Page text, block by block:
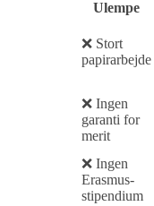
Ulempe
❌ Stort
papirarbejde
❌ Ingen
garanti for
merit
❌ Ingen
Erasmus-
stipendium